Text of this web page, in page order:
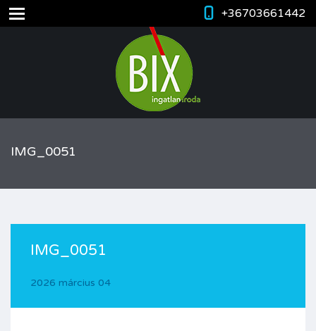
+36703661442
IMG_0051
IMG_0051
2026 március 04